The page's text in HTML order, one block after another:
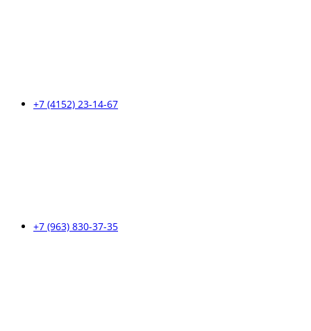
+7 (4152) 23-14-67
+7 (963) 830-37-35